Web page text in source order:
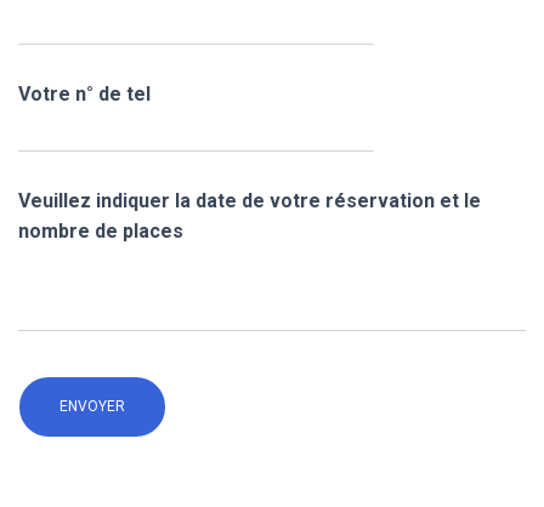
Votre n° de tel
Veuillez indiquer la date de votre réservation et le
nombre de places